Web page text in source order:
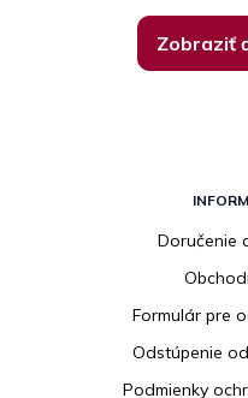
Zobraziť
Doručenie
Formulár pre
Odstúpenie
Podmienky